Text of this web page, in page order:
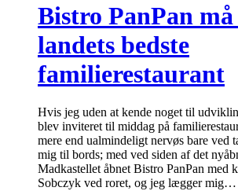
Bistro PanPan
landets bedste
familierestaurant
Hvis jeg uden at kende noget til
blev inviteret til middag på
mere end ualmindeligt nervøs bare ved
mig til bords; med ved siden af det
Madkastellet åbnet Bistro PanPan med
Sobczyk ved roret, og jeg lægger mig…